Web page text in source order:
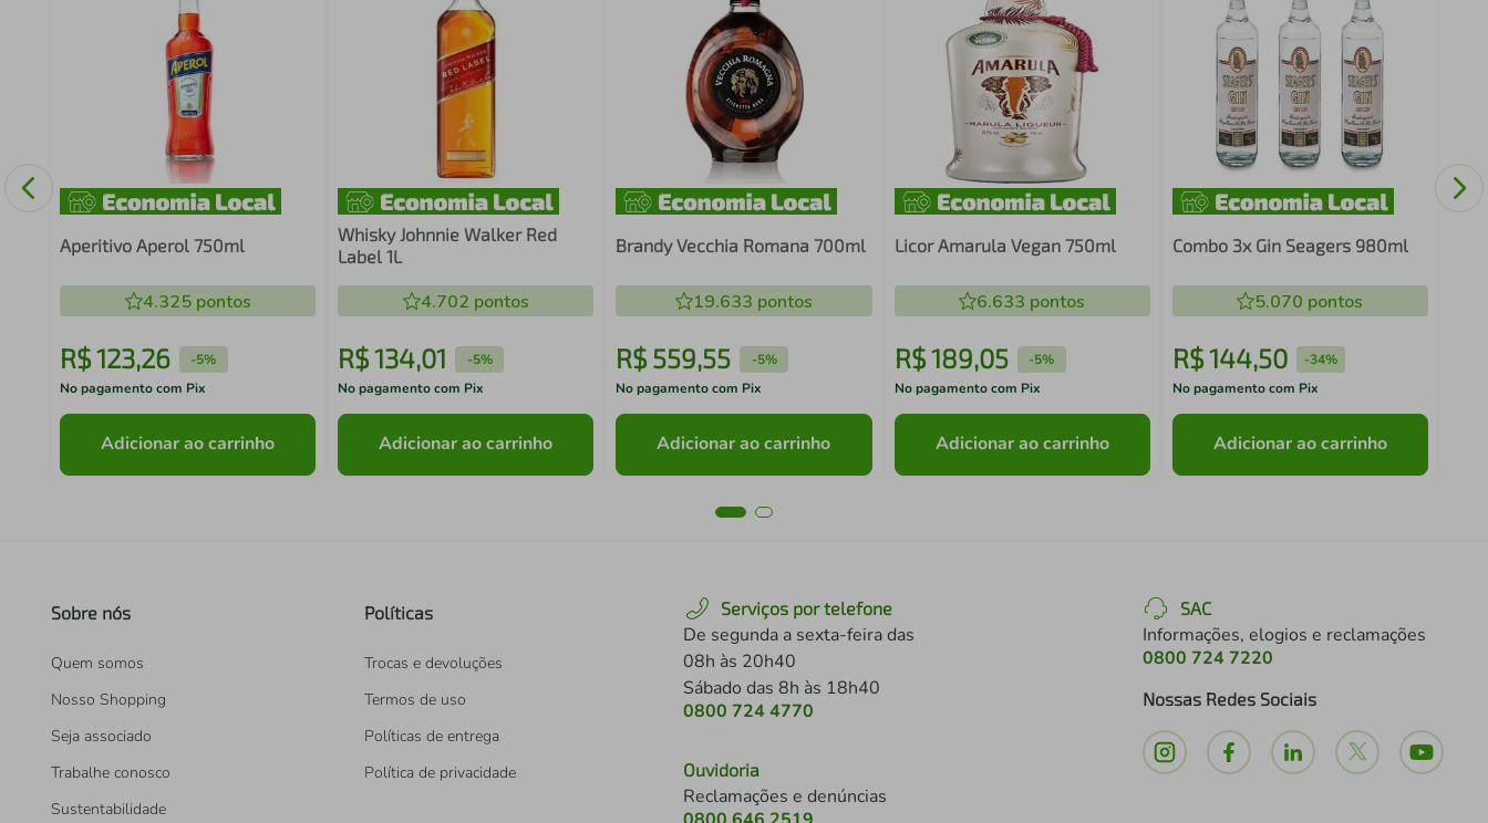
Aperitivo Aperol 750ml
4.325pontos
R$123,26 -5%
No pagamento com Pix
Adicionar ao carrinho
Whisky Johnnie Walker Red
Label 1L
4.702 pontos
R$134,01 -5%
No pagamento com Pix
Adicionar ao carrinho
Brandy Vecchia Romana 700ml
19.633 pontos
R$559,55 -5%
No pagamento com Pix
Adicionar ao carrinho
Licor Amarula Vegan 750ml
6.633 pontos
R$189,05 -5%
No pagamento com Pix
Adicionar ao carrinho
Combo 3x Gin Seagers 980ml
5.070 pontos
R$144,50 -34%
No pagamento com Pix
Adicionar ao carrinho
Sobre nós
Quem somos
Nosso Shopping
Seja associado
Trabalhe conosco
Sustentabilidade
Políticas
Trocas e devoluções
Termos de uso
Políticas de entrega
Política de privacidade
Serviços por telefone
De segunda a sexta-feira das
08h às 20h40
Sábado das 8h às 18h40
0800 724 4770
Ouvidoria
Reclamações e denúncias
SAC
Informações, elogios e reclamações
0800 724 7220
Nossas Redes Sociais